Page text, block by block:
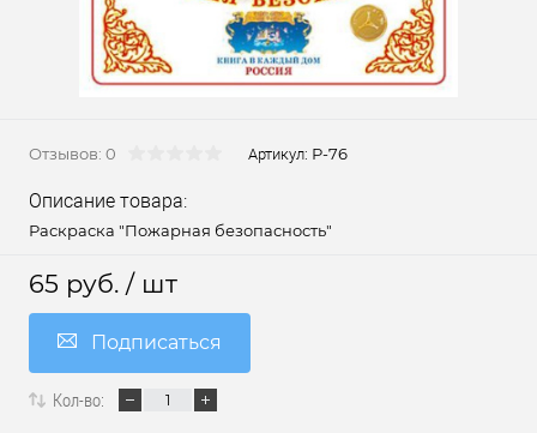
Отзывов: 0 Артикул: Р-76
Описание товара:
Раскраска "Пожарная безопасность"
65 руб. / шт
Подписаться
Кол-во: